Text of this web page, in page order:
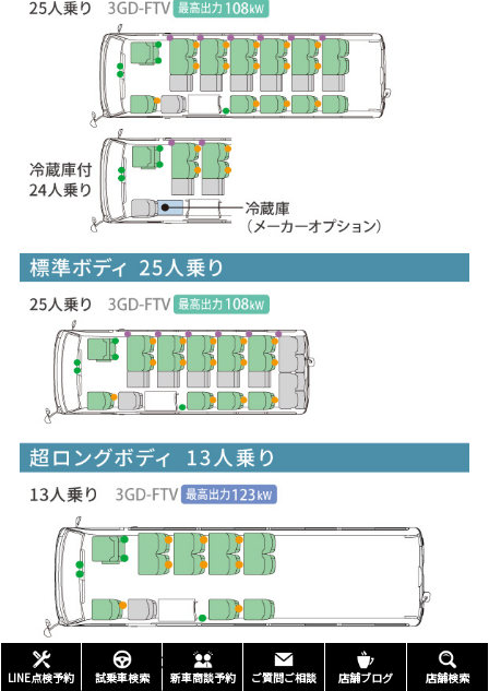
LINE点検予約 試乗車検索 新車商談予約 ご質問ご相談 店舗ブログ 店舗検索